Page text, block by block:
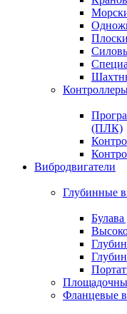
(ПЛК)
Вибродвигатели
Глубинные
Булава
Фланцевые